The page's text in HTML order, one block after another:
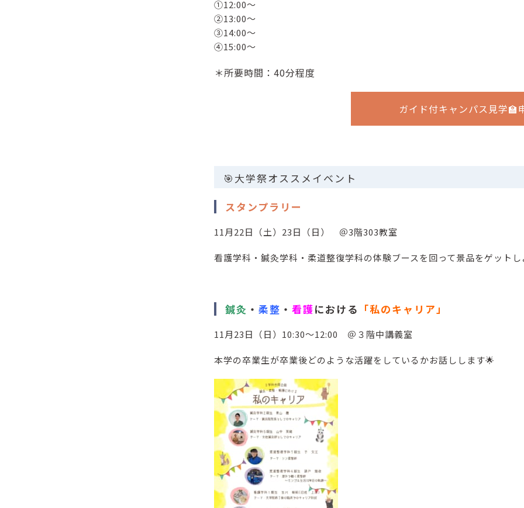
①12:00～
②13:00～
③14:00～
④15:00～
＊所要時間：40分程度
ガイド付キャンパス見学🏫
🎯大学祭オススメイベント
スタンプラリー
11月22日（土）23日（日） ＠3階303教室
看護学科・鍼灸学科・柔道整復学科の体験ブースを回って景品をゲット
鍼灸 ・ 柔整 ・ 看護における 「私のキャリア」
11月23日（日）10:30～12:00 ＠３階中講義室
本学の卒業生が卒業後どのような活躍をしているかお話しします🌟